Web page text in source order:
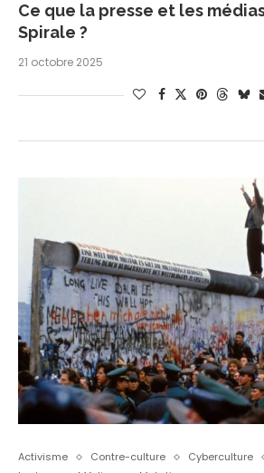
Ce que la presse et les
Spirale ?
21 octobre 2025
Activisme Contre-culture Cyberculture